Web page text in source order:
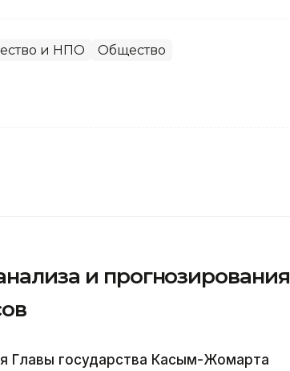
и НПО Общество
и прогнозирования
Главы государства Касым-Жомарта